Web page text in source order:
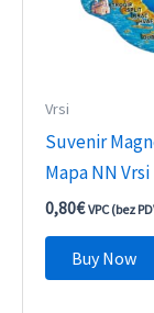
Vrsi
Suvenir
Mapa NN Vrsi
0,80€ VPC (bez
Buy Now